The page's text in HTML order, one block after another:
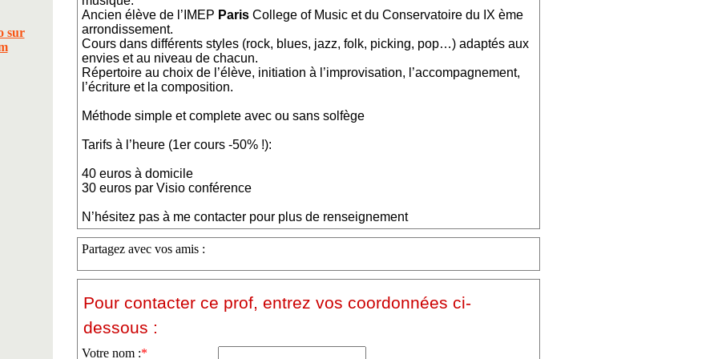
Ancien élève de l’IMEP Paris College of Music et du Conservatoire du IX ème
arrondissement.
Cours dans différents styles (rock, blues, jazz, folk, picking, pop…) adaptés aux
envies et au niveau de chacun.
Répertoire au choix de l’élève, initiation à l’improvisation, l’accompagnement,
l’écriture et la composition.
Méthode simple et complete avec ou sans solfège
Tarifs à l’heure (1er cours -50% !):
40 euros à domicile
30 euros par Visio conférence
N’hésitez pas à me contacter pour plus de renseignement
Partagez avec vos amis :
Pour contacter ce prof, entrez vos coordonnées ci-
dessous :
Votre nom :*